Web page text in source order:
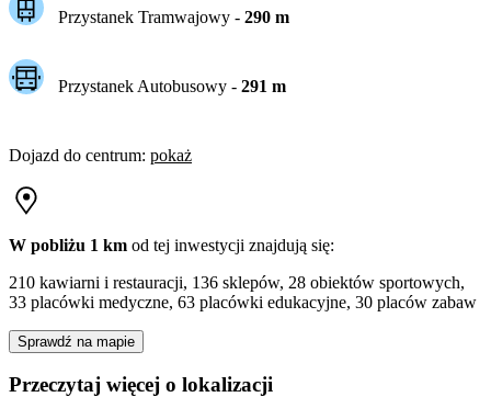
Przystanek Tramwajowy - 290m
Przystanek Autobusowy - 291 m
Dojazd do centrum: pokaż
W pobliżu 1 km od tej inwestycji znajdują się:
210 kawiarni i restauracji, 136 sklepów, 28 obiektów sportowych,
33 placówki medyczne, 63 placówki edukacyjne, 30 placów zabaw
Sprawdź na mapie
Przeczytaj więcej o lokalizacji